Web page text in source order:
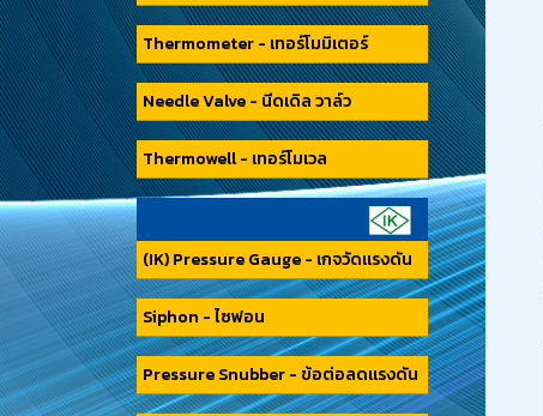
Thermometer - เทอร์โมมิเตอร์
Needle Valve - นีดเดิล วาล์ว
Thermowell - เทอร์โมเวล
(IK) Pressure Gauge - เกจวัดแรงดัน
Siphon - ไซฟอน
Pressure Snubber - ข้อต่อลดแรงดัน